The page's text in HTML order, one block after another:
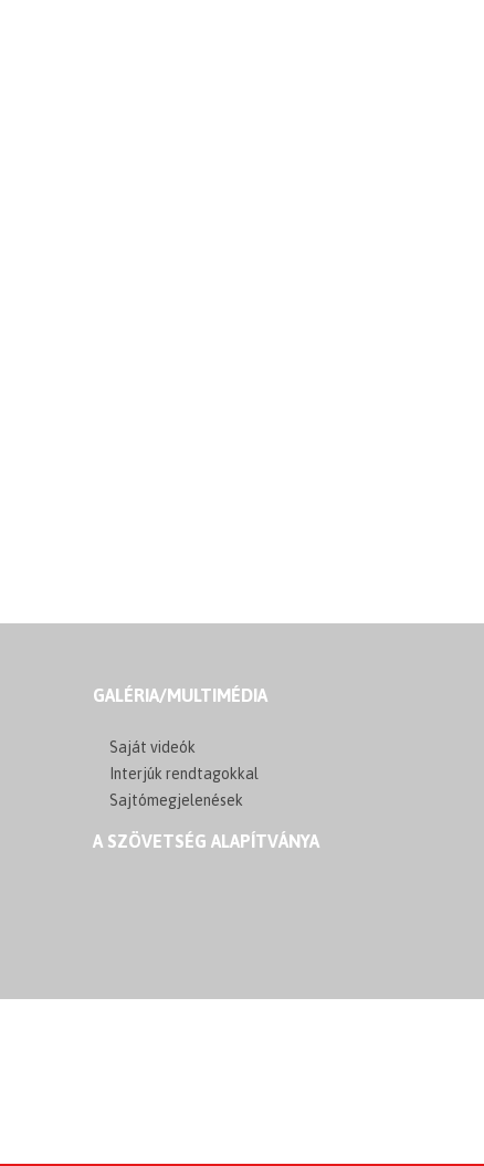
GALÉRIA/MULTIMÉDIA
Saját videók
Interjúk rendtagokkal
Sajtómegjelenések
A SZÖVETSÉG ALAPÍTVÁNYA